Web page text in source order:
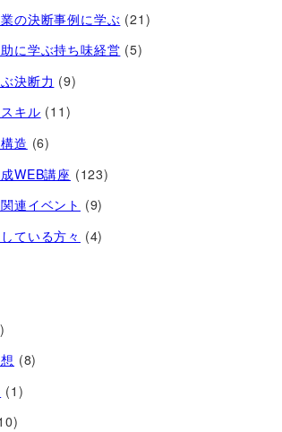
の決断事例に学ぶ (21)
に学ぶ持ち味経営 (5)
決断力 (9)
キル (11)
造 (6)
WEB講座 (123)
連イベント (9)
ている方々 (4)
(8)
(1)